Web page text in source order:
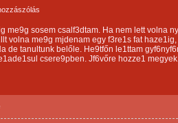
me9g sosem csalf3dtam. Ha nem lett volna
volna me9g mjdenam egy f3re1s fat
de tanultunk belőle. He9tfőn le1ttam
csere9pben. Jf6vőre hozze1